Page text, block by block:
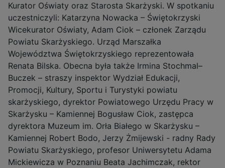
Kurator Oświaty oraz Starosta Skarżyski. W spotkaniu
uczestniczyli: Katarzyna Nowacka – Świętokrzyski
Wicekurator Oświaty, Adam Ciok – członek Zarządu
Powiatu Skarżyskiego. Urząd Marszałka
Województwa Świętokrzyskiego reprezentowała
Renata Bilska. Obecna była także Irmina Stochmal–
Buczek – straszy inspektor Wydział Edukacji,
Promocji, Kultury, Sportu i Turystyki powiatu
skarżyskiego, dyrektor Powiatowego Urzędu Pracy w
Skarżysku – Kamiennej Bogusław Ciok, zastępca
dyrektora Muzeum im. Orła Białego w Skarżysku –
Kamiennej Robert Bodo, Jerzy Żmijewski - radny Rady
Powiatu Skarżyskiego, profesor Uniwersytetu Adama
Mickiewicza w Poznaniu Beata Jachimczak, rektor